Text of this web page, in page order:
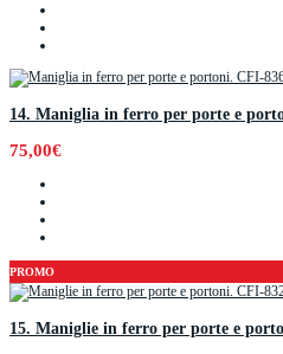
14. Maniglia in ferro per porte e
75,00€
PROMO
15. Maniglie in ferro per porte e